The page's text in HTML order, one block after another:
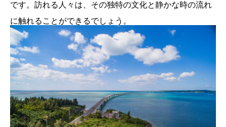
です。訪れる人々は、その独特の文化と静かな時の流れ
に触れることができるでしょう。